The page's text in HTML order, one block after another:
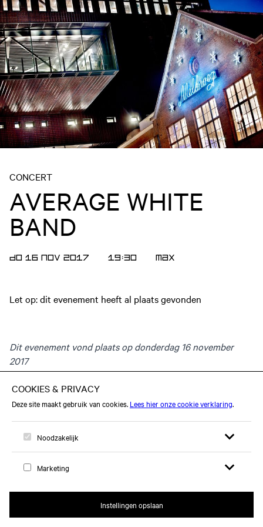
Logo, naar home
CONCERT
AVERAGE WHITE
BAND
DO 16 NOV 2017 19:30 Max
Let op: dit evenement heeft al plaats gevonden
Dit evenement vond plaats op donderdag 16 november
2017